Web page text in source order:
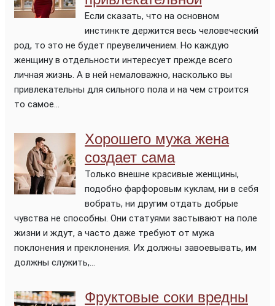
Если сказать, что на основном
инстинкте держится весь человеческий
род, то это не будет преувеличением. Но каждую
женщину в отдельности интересует прежде всего
личная жизнь. А в ней немаловажно, насколько вы
привлекательны для сильного пола и на чем строится
то самое...
Хорошего мужа жена
создает сама
Только внешне красивые женщины,
подобно фарфоровым куклам, ни в себя
вобрать, ни другим отдать добрые
чувства не способны. Они статуями застывают на поле
жизни и ждут, а часто даже требуют от мужа
поклонения и преклонения. Их должны завоевывать, им
должны служить,...
Фруктовые соки вредны